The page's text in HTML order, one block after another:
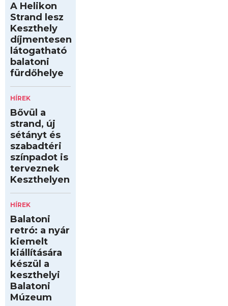
A Helikon
Strand lesz
Keszthely
díjmentesen
látogatható
balatoni
fürdőhelye
HÍREK
Bővül a
strand, új
sétányt és
szabadtéri
színpadot is
terveznek
Keszthelyen
HÍREK
Balatoni
retró: a nyár
kiemelt
kiállítására
készül a
keszthelyi
Balatoni
Múzeum